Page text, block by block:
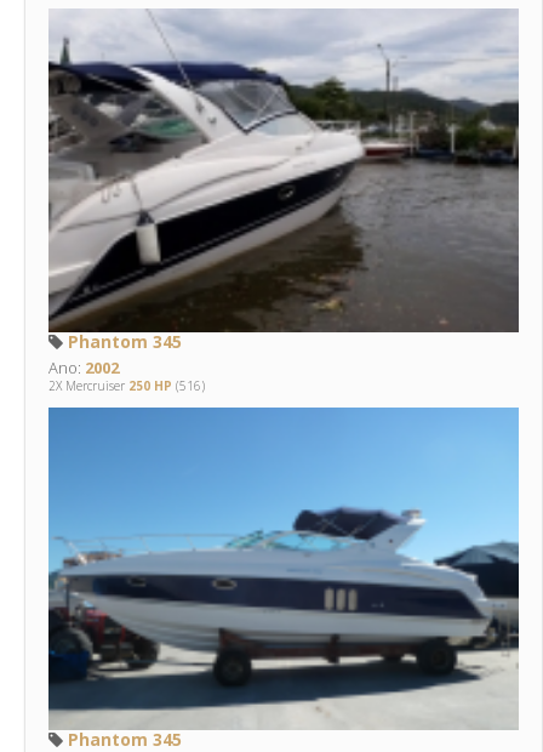
Phantom 345
Ano: 2002
2X Mercruiser 250 HP (516)
Phantom 345